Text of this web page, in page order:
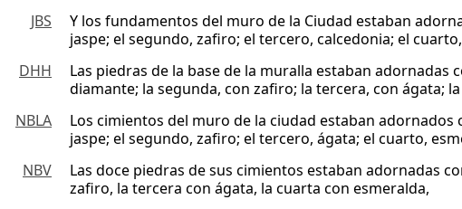
JBS
Y los fundamentos del muro de la Ciudad estaban
jaspe; el segundo, zafiro; el tercero, calcedonia; el
DHH
Las piedras de la base de la muralla estaban
diamante; la segunda, con zafiro; la tercera, con ágata;
NBLA
Los cimientos del muro de la ciudad estaban
jaspe; el segundo, zafiro; el tercero, ágata; el cuarto,
NBV
Las doce piedras de sus cimientos estaban adornadas
zafiro, la tercera con ágata, la cuarta con esmeralda,